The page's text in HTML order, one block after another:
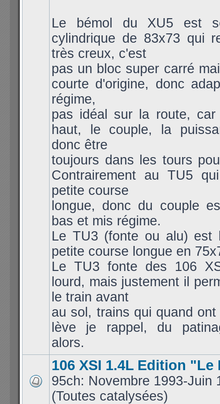
Le bémol du XU5 est
cylindrique de 83x73 qui
très creux, c'est
pas un bloc super carré
courte d'origine, donc
régime,
pas idéal sur la route,
haut, le couple, la
donc être
toujours dans les tours
Contrairement au TU5
petite course
longue, donc du couple
bas et mis régime.
Le TU3 (fonte ou alu) est
petite course longue en
Le TU3 fonte des 106
lourd, mais justement il
le train avant
au sol, trains qui quand
lève je rappel, du
alors.
106 XSI 1.4L Edition "Le
95ch: Novembre 1993-Juin
(Toutes catalysées)